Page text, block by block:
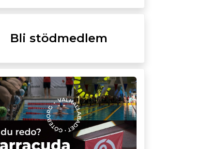
Bli stödmedlem